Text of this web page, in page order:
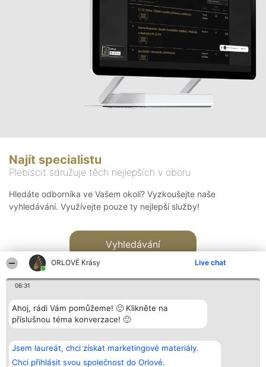
ORLOVÉ Krásy Live chat
06:31
Ahoj, rádi Vám pomůžeme! 🙂 Klikněte na
příslušnou téma konverzace! 🙂
Jsem laureát, chci získat marketingové materiály.
Chci přihlásit svou společnost do Orlové.
Najít specialistu
Plebiscit sdružuje těch nejlepších v oboru
Hledáte odborníka ve Vašem okolí? Vyzkoušejte naše
vyhledávání. Využívejte pouze ty nejlepší služby!
Vyhledávání
Bright Side Solutions sp. z o.
o. sp. k.
ul. Ruska 22
Vítězové
Seznam všech
laureátů
Kontakt